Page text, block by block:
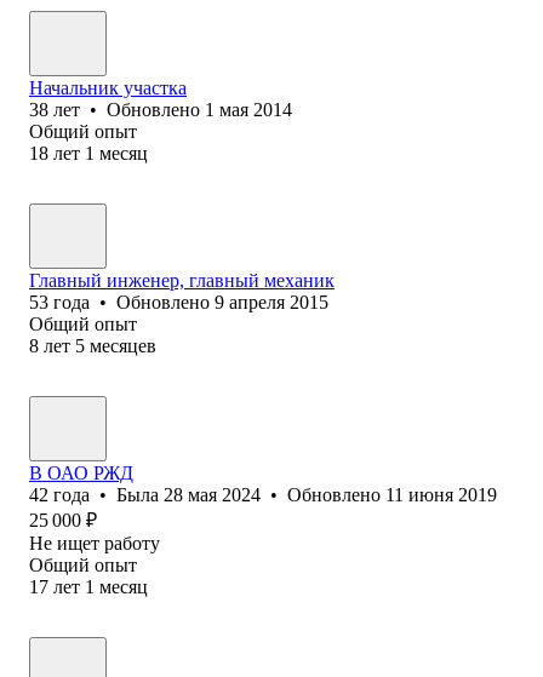
Начальник участка
38 лет • Обновлено 1 мая 2014
Общий опыт
18 лет 1 месяц
Главный инженер, главный механик
53 года • Обновлено 9 апреля 2015
Общий опыт
8 лет 5 месяцев
В ОАО РЖД
42 года • Была 28 мая 2024 • Обновлено 11 июня 2019
25 000 ₽
Не ищет работу
Общий опыт
17 лет 1 месяц